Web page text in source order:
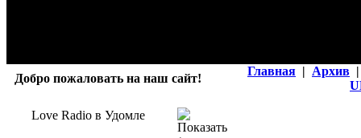
Добро пожаловать на наш сайт!
Главная | Архив |
Love Radio в Удомле